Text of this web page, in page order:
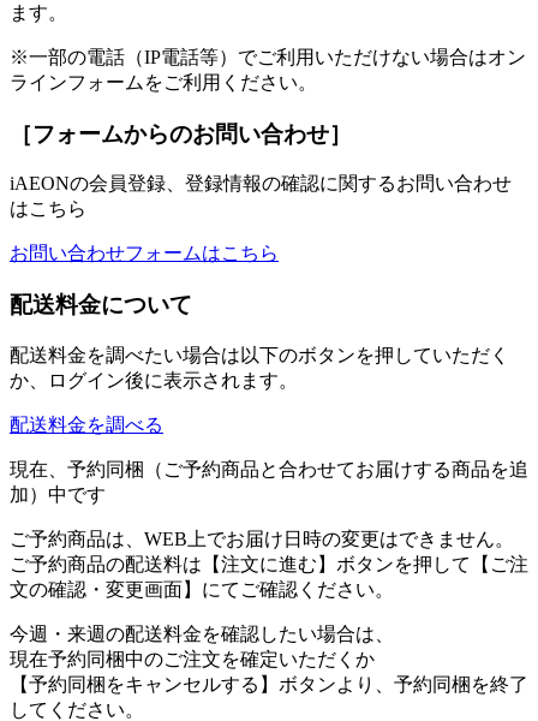
ます。
※一部の電話（IP電話等）でご利用いただけない場合はオン
ラインフォームをご利用ください。
［フォームからのお問い合わせ］
iAEONの会員登録、登録情報の確認に関するお問い合わせ
はこちら
お問い合わせフォームはこちら
配送料金について
配送料金を調べたい場合は以下のボタンを押していただく
か、ログイン後に表示されます。
配送料金を調べる
現在、予約同梱（ご予約商品と合わせてお届けする商品を追
加）中です
ご予約商品は、WEB上でお届け日時の変更はできません。
ご予約商品の配送料は【注文に進む】ボタンを押して【ご注
文の確認・変更画面】にてご確認ください。
今週・来週の配送料金を確認したい場合は、
現在予約同梱中のご注文を確定いただくか
【予約同梱をキャンセルする】ボタンより、予約同梱を終了
してください。